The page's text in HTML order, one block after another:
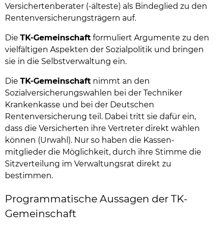
Versichertenberater (-älteste) als Bindeglied zu den
Rentenversicherungsträgern auf.
Die TK-Gemeinschaft formuliert Argumente zu den
vielfältigen Aspekten der Sozialpolitik und bringen
sie in die Selbstverwaltung ein.
Die TK-Gemeinschaft nimmt an den
Sozialversicherungswahlen bei der Techniker
Krankenkasse und bei der Deutschen
Rentenversicherung teil. Dabei tritt sie dafür ein,
dass die Versicherten ihre Vertreter direkt wählen
können (Urwahl). Nur so haben die Kassen-
mitglieder die Möglichkeit, durch ihre Stimme die
Sitzverteilung im Verwaltungsrat direkt zu
bestimmen.
Programmatische Aussagen der TK-
Gemeinschaft